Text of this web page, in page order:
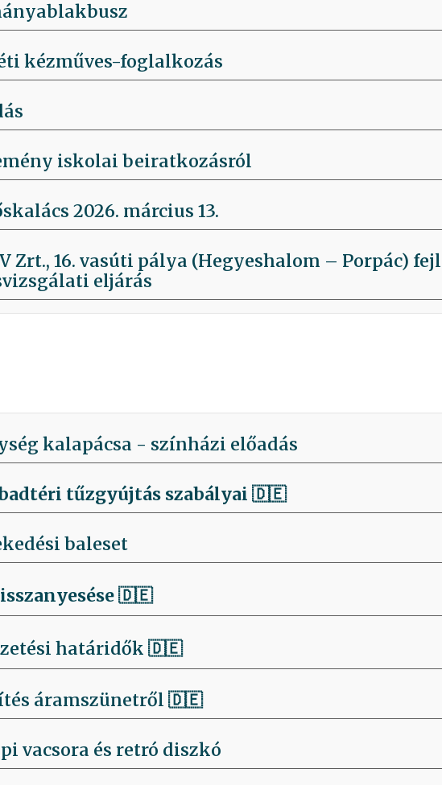
kézműves-foglalkozás
iskolai beiratkozásról
2026. március 13.
Zrt., 16. vasúti pálya (Hegyeshalom – Porpác)
eljárás
kalapácsa - színházi előadás
tűzgyújtás szabályai 🇩🇪
baleset
🇩🇪
határidők 🇩🇪
áramszünetről 🇩🇪
vacsora és retró diszkó